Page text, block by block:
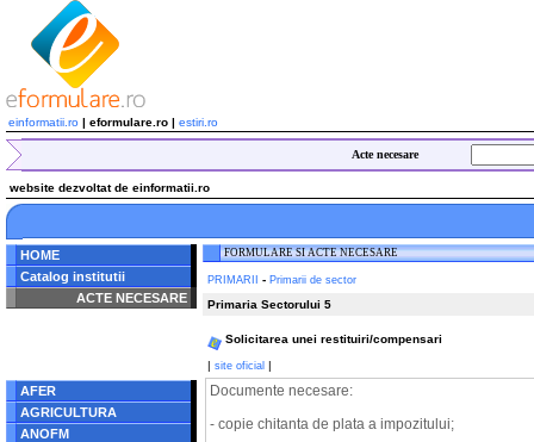
einformatii.ro | eformulare.ro | estiri.ro
Acte necesare
website dezvoltat de einformatii.ro
HOME
Catalog institutii
ACTE NECESARE
/home/eformulare.ro/public_html/navigare/stanga.php
AFER
AGRICULTURA
ANOFM
FORMULARE SI ACTE NECESARE
PRIMARII - Primarii de sector
Primaria Sectorului 5
Solicitarea unei restituiri/compensari
| site oficial |
Documente necesare:
- copie chitanta de plata a impozitului;